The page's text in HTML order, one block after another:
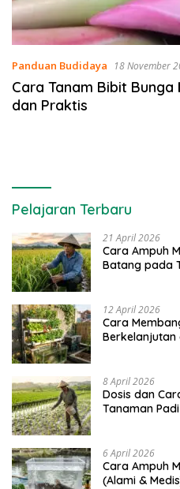
Panduan Budidaya 18 November
Cara Tanam Bibit
dan Praktis
Pelajaran Terbaru
21 April 2026
Cara Ampuh
Batang pada
12 April 2026
Cara
Berkelanjutan
8 April 2026
Dosis dan
Tanaman
6 April 2026
Cara Ampuh
(Alami &